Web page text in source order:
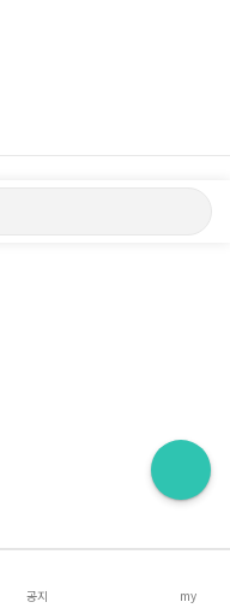
공지 my